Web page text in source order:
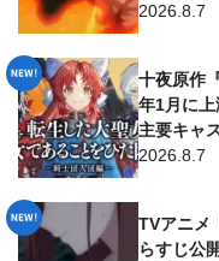
2026.8.7
十夜原作
年1月に
主要キャ
2026.8.7
TVアニメ
らすじ公